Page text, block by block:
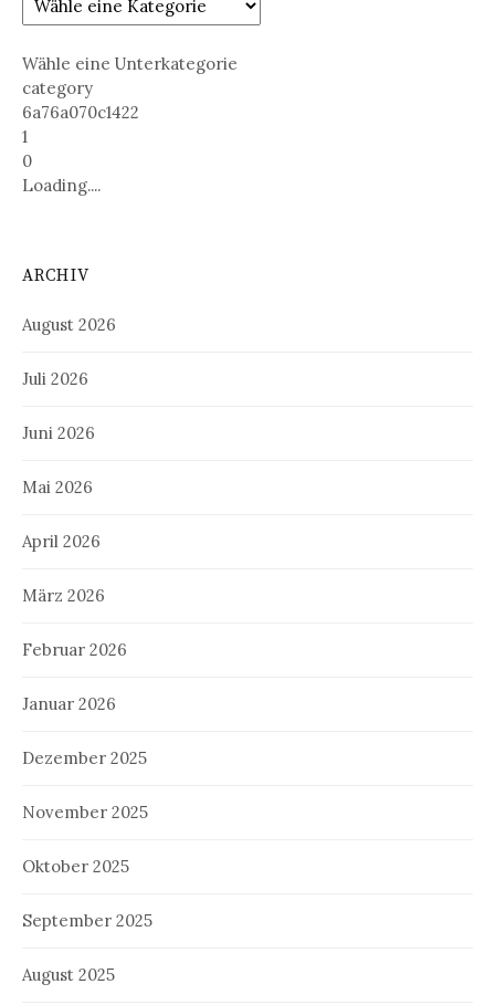
Wähle eine Unterkategorie
category
6a76a070c1422
1
0
Loading....
ARCHIV
August 2026
Juli 2026
Juni 2026
Mai 2026
April 2026
März 2026
Februar 2026
Januar 2026
Dezember 2025
November 2025
Oktober 2025
September 2025
August 2025